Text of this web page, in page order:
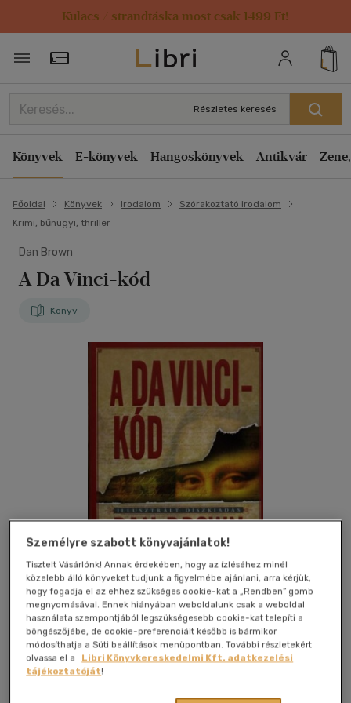
Kulacs / strandtáska most csak 1499 Ft!
Törzsvásárlói Kártya adatai
Részletes keresés
Könyvek E-könyvek Hangoskönyvek Antikvár
Főoldal Könyvek Irodalom
Szórakoztató irodalom
Krimi, bűnügyi, thriller
Dan Brown
A Da Vinci-kód
Könyv
Kívánságlistához adom Megosztom
Gabo Könyvkiadó Kft.
Személyre szabott könyvajánlatok!
Tisztelt Vásárlónk! Annak érdekében, hogy az ízléséhez minél
közelebb álló könyveket tudjunk a figyelmébe ajánlani, arra kérjük,
hogy fogadja el az ehhez szükséges cookie-kat a „Rendben” gomb
megnyomásával. Ennek hiányában weboldalunk csak a weboldal
használata szempontjából legszükségesebb cookie-kat telepíti a
böngészőjébe, de cookie-preferenciáit később is bármikor
módosíthatja a Süti beállítások menüpontban. További részletekért
olvassa el a
Libri Könyvkereskedelmi Kft. adatkezelési
tájékoztatóját!